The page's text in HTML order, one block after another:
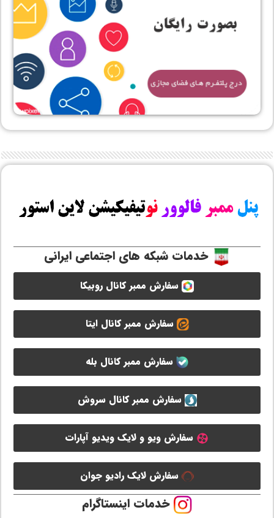
خدمات شبکه های اجتماعی ایرانی
سفارش ممبر کانال روبیکا
سفارش ممبر کانال ایتا
سفارش ممبر کانال بله
سفارش ممبر کانال سروش
سفارش ویو و لایک ویدیو آپارات
سفارش لایک رادیو جوان
خدمات اینستاگرام